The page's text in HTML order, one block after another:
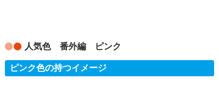
人気色 番外編 ピンク
ピンク色の持つイメージ